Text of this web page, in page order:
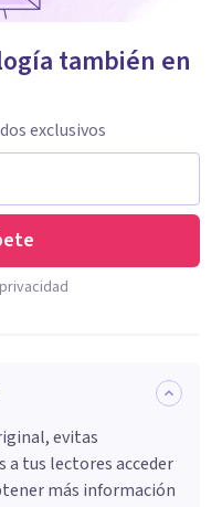
también en
exclusivos
evitas
tus lectores acceder
más información